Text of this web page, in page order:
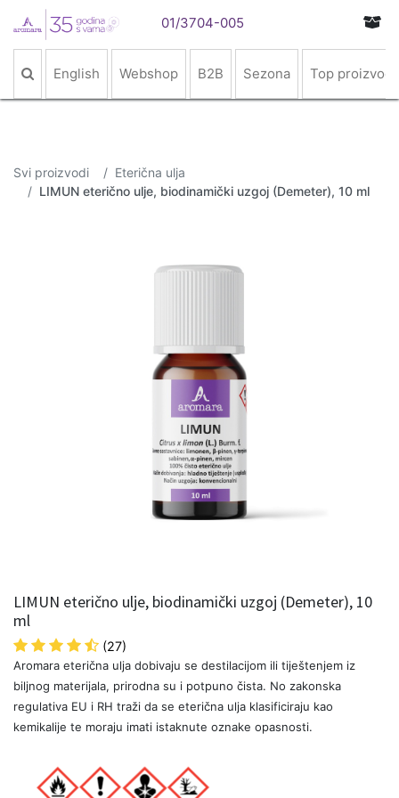
01/3704-005
English Webshop B2B Sezona Top proizvodi
Svi proizvodi
Eterična ulja
LIMUN eterično ulje, biodinamički uzgoj (Demeter), 10 ml
LIMUN eterično ulje, biodinamički uzgoj (Demeter), 10
ml
(27)
Aromara eterična ulja dobivaju se destilacijom ili tiještenjem iz
biljnog materijala, prirodna su i potpuno čista. No zakonska
regulativa EU i RH traži da se eterična ulja klasificiraju kao
kemikalije te moraju imati istaknute oznake opasnosti.